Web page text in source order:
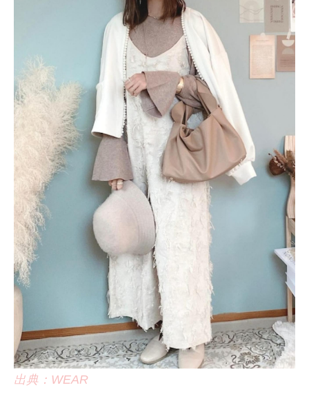
出典：WEAR